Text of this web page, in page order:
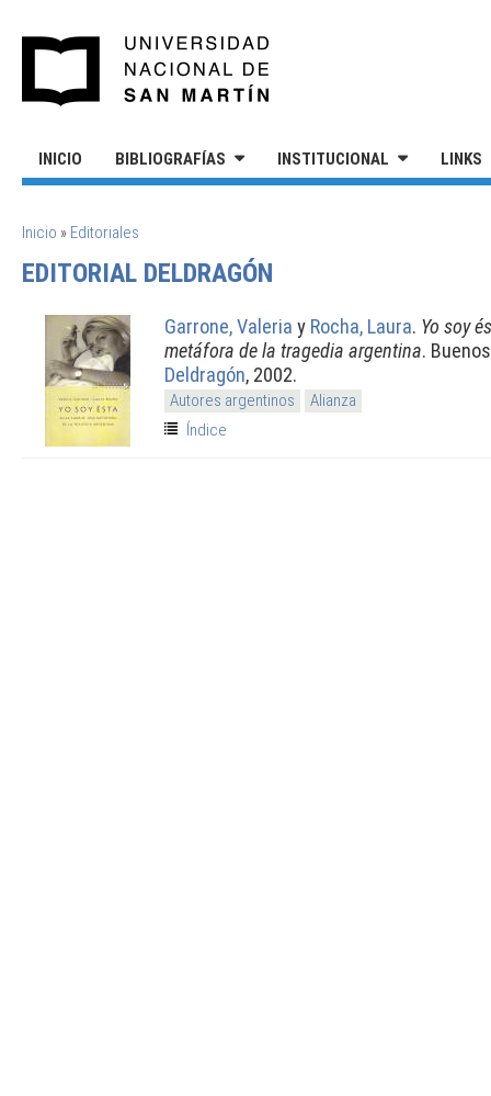
INICIO BIBLIOGRAFÍAS INSTITUCIONAL LINKS
SE ENCUENTRA USTED AQUÍ
Inicio » Editoriales
EDITORIAL DELDRAGÓN
Garrone, Valeria y Rocha, Laura. Yo soy
metáfora de la tragedia argentina.
Deldragón, 2002.
Autores argentinos
Alianza
Índice